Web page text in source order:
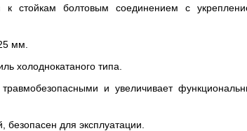
к стойкам болтовым соединением с
мм.
холоднокатаного типа.
и увеличивает
для эксплуатации.